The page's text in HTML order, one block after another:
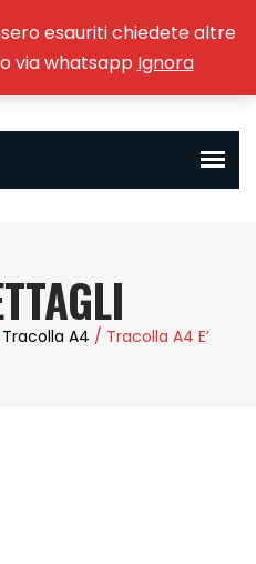
Tracolla A4 / Tracolla A4 E’
esauriti chiedete altre
via whatsapp Ignora